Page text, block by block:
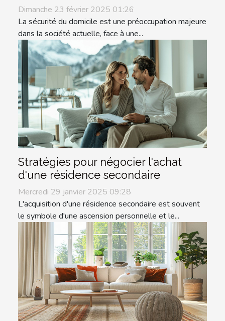
Dimanche 23 février 2025 01:26
La sécurité du domicile est une préoccupation majeure
dans la société actuelle, face à une...
Stratégies pour négocier l'achat
d'une résidence secondaire
Mercredi 29 janvier 2025 09:28
L'acquisition d'une résidence secondaire est souvent
le symbole d'une ascension personnelle et le...